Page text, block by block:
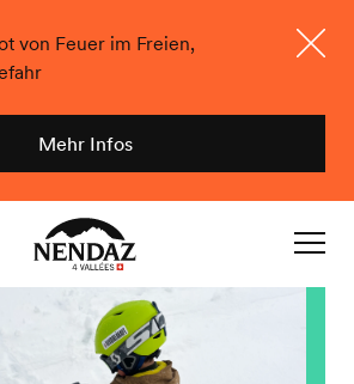
von Feuer im Freien,
Mehr Infos
Nendaz